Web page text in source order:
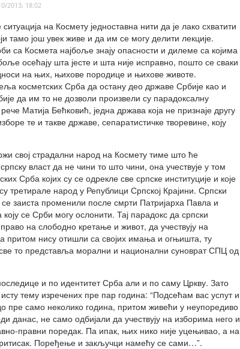
2013, 18:02
на Космету једноставна нити да је лако схватити
тамо још увек живе и да им се могу делити лекције.
са Космета најбоље знају опасности и дилеме са којима
осећају шта јесте и шта није исправно, пошто се сваки
на њих, њихове породице и њихове животе.
косметских Срба да остану део државе Србије као и
да им то не дозволи произвели су парадоксалну
Матија Бећковић, једна држава која не признаје другу
те и такве државе, сепаратистичке творевине, коју
свој страдални народ на Космету тиме што ће
власт да не чини то што чини, она учествује у том
Срба којих су се одрекле све српске институције и које
третирале народ у Републици Српској Крајини. Српски
се заиста променили после смрти Патријарха Павла и
коју се Срби могу ослонити. Тај парадокс да српски
на слободно кретање и живот, да учествују на
притом нису отишли са својих имања и огњишта, ту
то представља морални и национални суноврат СПЦ од
и по идентитет Срба али и по саму Цркву. Зато
тему изречених пре пар година: “Подсећам вас успут и
пре само неколико година, притом живећи у неупоредиво
данас, не само одбијали да учествују на изборима него и
правни поредак. Па ипак, њих нико није уцењивао, а на
Поређење и закључци намећу се сами…”.